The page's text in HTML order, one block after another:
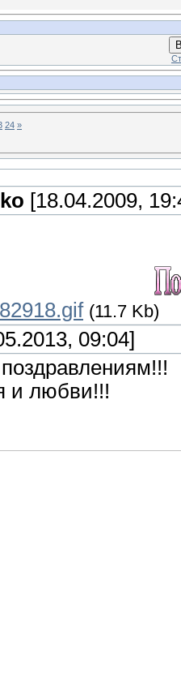
24 »
[18.04.2009,
(11.7 Kb)
09:04]
и любви!!!